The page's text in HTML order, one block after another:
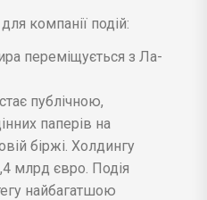
компанії подій:
переміщується з Ла-
публічною,
паперів на
біржі. Холдингу
млрд євро. Подія
найбагатшою